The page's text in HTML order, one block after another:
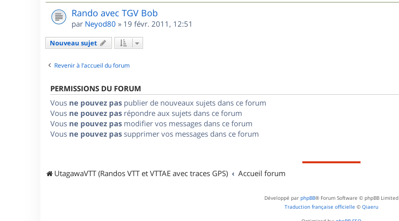
Rando avec TGV Bob
par Neyod80 » 19 févr. 2011, 12:51
Nouveau sujet
Revenir à l’accueil du forum
PERMISSIONS DU FORUM
Vous ne pouvez pas publier de nouveaux sujets dans ce forum
Vous ne pouvez pas répondre aux sujets dans ce forum
Vous ne pouvez pas modifier vos messages dans ce forum
Vous ne pouvez pas supprimer vos messages dans ce forum
UtagawaVTT (Randos VTT et VTTAE avec traces GPS) Accueil forum
Développé par phpBB® Forum Software © phpBB Limited
Traduction française officielle © Qiaeru